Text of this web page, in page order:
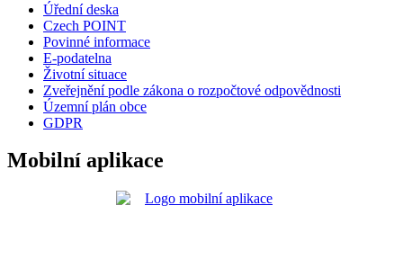
Úřední deska
Czech POINT
Povinné informace
E-podatelna
Životní situace
Zveřejnění podle zákona o rozpočtové odpovědnosti
Územní plán obce
GDPR
Mobilní aplikace